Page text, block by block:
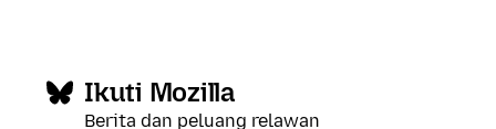
Ikuti Mozilla
Berita dan peluang relawan